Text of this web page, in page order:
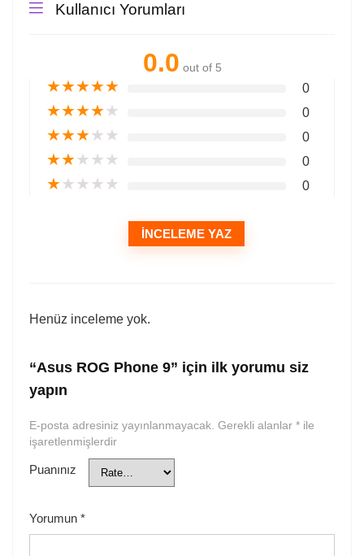
Kullanıcı Yorumları
0.0 out of 5
★★★★★ 0
★★★★★ 0
★★★★★ 0
★★★★★ 0
★★★★★ 0
İNCELEME YAZ
Henüz inceleme yok.
“Asus ROG Phone 9” için ilk yorumu siz
yapın
E-posta adresiniz yayınlanmayacak. Gerekli alanlar * ile
işaretlenmişlerdir
Puanınız
Yorumun *